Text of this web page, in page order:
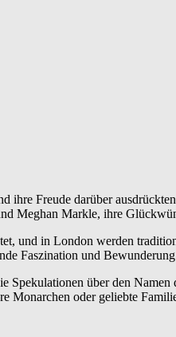
Freude darüber
Meghan Markle, ihre
und in London werden
Faszination und
Spekulationen über den
Monarchen oder geliebte